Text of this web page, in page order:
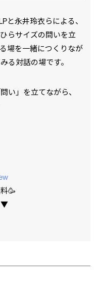
と永井玲衣らによる、
らサイズの問いを立
場を一緒につくりなが
る対話の場です。
い」を立てながら、
🥳
▼